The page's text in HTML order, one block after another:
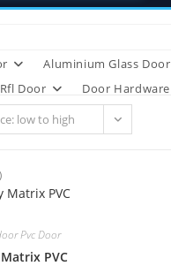
Aluminium Glass Door
Rfl Door Door Hardware
low to high
Pvc Door
PVC